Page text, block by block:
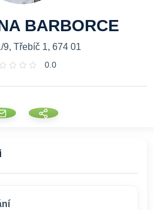
BARBORCE
9, Třebíč 1, 674 01
0.0